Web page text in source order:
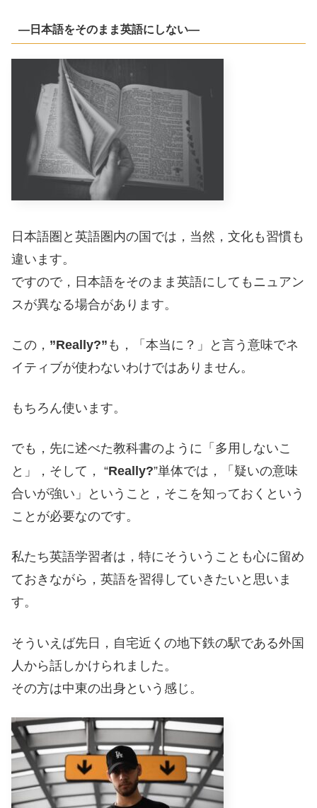
―日本語をそのまま英語にしない―
日本語圏と英語圏内の国では，当然，文化も習慣も
違います。
ですので，日本語をそのまま英語にしてもニュアン
スが異なる場合があります。
この， ”Really?” も，「本当に？」と言う意味でネ
イティブが使わないわけではありません。
もちろん使います。
でも，先に述べた教科書のように「多用しないこ
と」，そして， “Really?”単体では，「疑いの意味
合いが強い」ということ，そこを知っておくという
ことが必要なのです。
私たち英語学習者は，特にそういうことも心に留め
ておきながら，英語を習得していきたいと思いま
す。
そういえば先日，自宅近くの地下鉄の駅である外国
人から話しかけられました。
その方は中東の出身という感じ。